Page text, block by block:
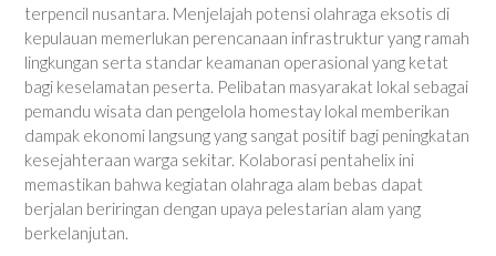
terpencil nusantara. Menjelajah potensi olahraga eksotis di
kepulauan memerlukan perencanaan infrastruktur yang ramah
lingkungan serta standar keamanan operasional yang ketat
bagi keselamatan peserta. Pelibatan masyarakat lokal sebagai
pemandu wisata dan pengelola homestay lokal memberikan
dampak ekonomi langsung yang sangat positif bagi peningkatan
kesejahteraan warga sekitar. Kolaborasi pentahelix ini
memastikan bahwa kegiatan olahraga alam bebas dapat
berjalan beriringan dengan upaya pelestarian alam yang
berkelanjutan.